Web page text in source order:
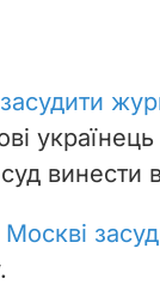
українець
винести
Москві